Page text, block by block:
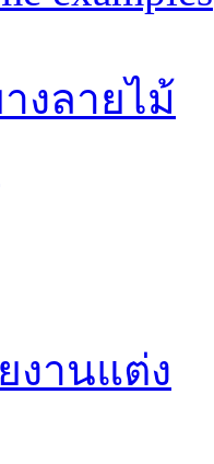
งลายไม้
งานแต่ง